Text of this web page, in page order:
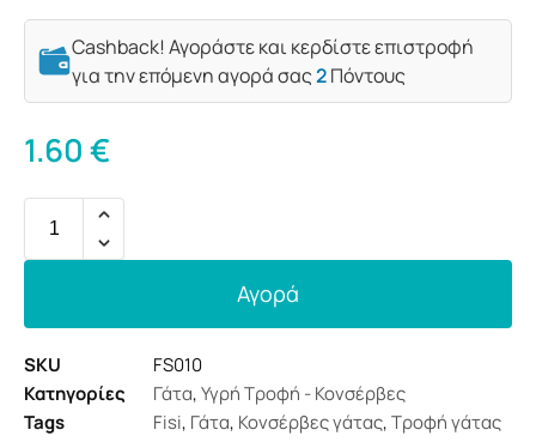
Cashback! Αγοράστε και κερδίστε επιστροφή
για την επόμενη αγορά σας2Πόντους
1.60€
Αγορά
SKU
FS010
Κατηγορίες
Γάτα,Υγρή Τροφή - Κονσέρβες
Tags
Fisi, Γάτα, Κονσέρβες γάτας,Τροφή γάτας